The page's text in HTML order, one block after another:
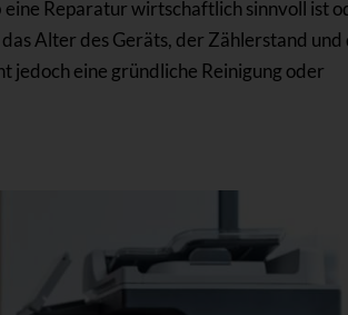
eine Reparatur wirtschaftlich sinnvoll ist
Alter des Geräts, der Zählerstand und
jedoch eine gründliche Reinigung oder